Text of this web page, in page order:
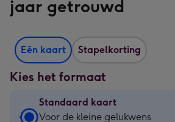
jaar getrouwd
Eén kaart Stapelkorting
Kies het formaat
Standaard kaart
Standaard
Voor de kleine gelukwens